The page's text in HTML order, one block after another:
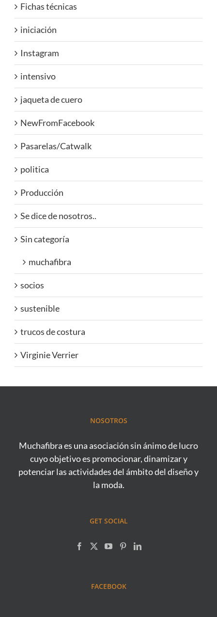
Fichas técnicas
iniciación
Instagram
intensivo
jaqueta de cuero
NewFromFacebook
Pasarelas/Catwalk
politica
Producción
Se dice de nosotros..
Sin categoría
muchafibra
socios
sustenible
trucos de costura
Virginie Verrier
NOSOTROS
Muchafibra es una asociación sin ánimo de lucro
cuyo objetivo es promocionar, dinamizar y
potenciar las actividades del ámbito del diseño y
la moda.
GET SOCIAL
FACEBOOK